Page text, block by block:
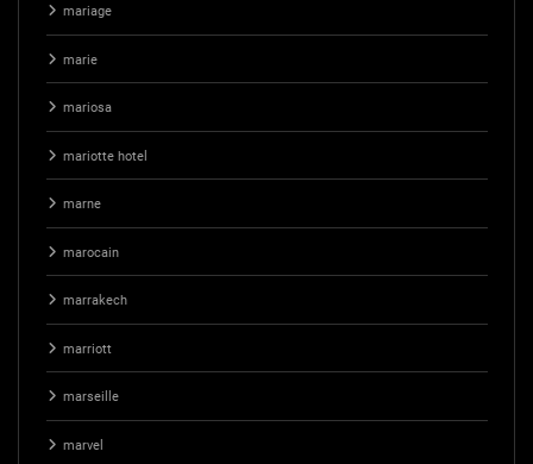
mariage
marie
mariosa
mariotte hotel
marne
marocain
marrakech
marriott
marseille
marvel